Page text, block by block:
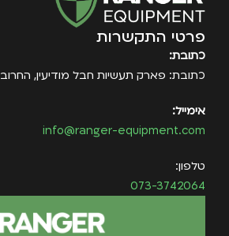
פרטי התקשרות
כתובת:
כתובת: פארק תעשיות חבל מודיעין, החרוב 4, שוהם
אימייל:
info@ranger-equipment.com
טלפון:
073-3742064